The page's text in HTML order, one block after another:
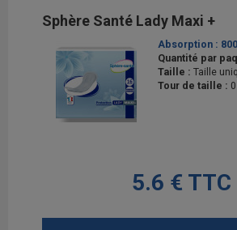
Sphère Santé Lady Maxi +
Absorption : 800
Quantité par
Taille : Taille
Tour de taille :
5.6 € TTC